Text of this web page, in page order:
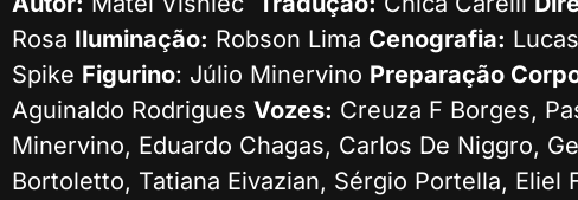
Rosa Iluminação: Robson Lima Cenografia:
Spike Figurino: Júlio Minervino Preparação
Aguinaldo Rodrigues Vozes: Creuza F Borges,
Minervino, Eduardo Chagas, Carlos De Niggro,
Bortoletto, Tatiana Eivazian, Sérgio Portella, Eliel